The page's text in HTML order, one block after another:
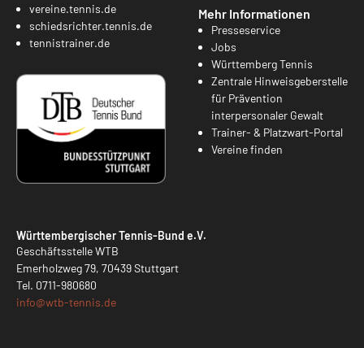
vereine.tennis.de
schiedsrichter.tennis.de
tennistrainer.de
Mehr Informationen
Presseservice
Jobs
Württemberg Tennis
Zentrale Hinweisgeberstelle
für Prävention
interpersonaler Gewalt
Trainer- & Platzwart-Portal
Vereine finden
Württembergischer Tennis-Bund e.V.
Geschäftsstelle WTB
Emerholzweg 79, 70439 Stuttgart
Tel. 0711-980680
info@wtb-tennis.de